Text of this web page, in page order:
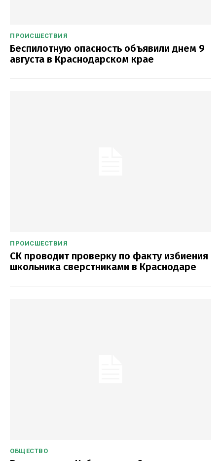
ПРОИСШЕСТВИЯ
Беспилотную опасность объявили днем 9
августа в Краснодарском крае
ПРОИСШЕСТВИЯ
СК проводит проверку по факту избиения
школьника сверстниками в Краснодаре
ОБЩЕСТВО